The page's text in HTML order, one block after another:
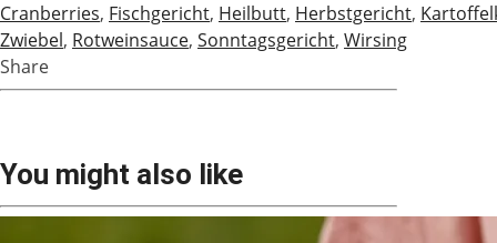
Cranberries, Fischgericht, Heilbutt, Herbstgericht,
Zwiebel, Rotweinsauce, Sonntagsgericht, Wirsing
Share
You might also like